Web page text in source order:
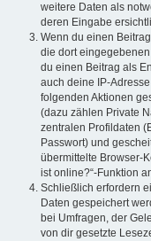
weitere Daten als
deren Eingabe
Wenn du einen
die dort
du einen Beitrag als
auch deine IP-
folgenden Aktionen
(dazu zählen Private
zentralen Profildaten
Passwort) und
übermittelte Browser-
ist online?“-Funktion
Schließlich erfordern
Daten gespeichert
bei Umfragen, der
von dir gesetzte